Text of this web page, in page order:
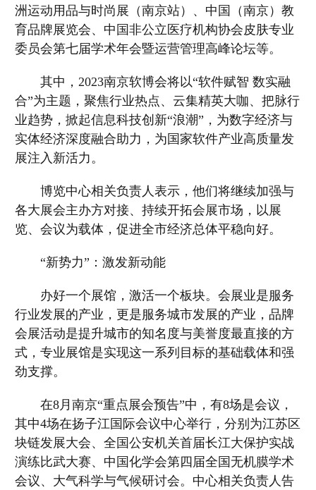
洲运动用品与时尚展（南京站）、中国（南京）教
育品牌展览会、中国非公立医疗机构协会皮肤专业
委员会第七届学术年会暨运营管理高峰论坛等。
其中，2023南京软博会将以“软件赋智 数实融
合”为主题，聚焦行业热点、云集精英大咖、把脉行
业趋势，掀起信息科技创新“浪潮”，为数字经济与
实体经济深度融合助力，为国家软件产业高质量发
展注入新活力。
博览中心相关负责人表示，他们将继续加强与
各大展会主办方对接、持续开拓会展市场，以展
览、会议为载体，促进全市经济总体平稳向好。
“新势力”：激发新动能
办好一个展馆，激活一个板块。会展业是服务
行业发展的产业，更是服务城市发展的产业，品牌
会展活动是提升城市的知名度与美誉度最直接的方
式，专业展馆是实现这一系列目标的基础载体和强
劲支撑。
在8月南京“重点展会预告”中，有8场是会议，
其中4场在扬子江国际会议中心举行，分别为江苏区
块链发展大会、全国公安机关首届长江大保护实战
演练比武大赛、中国化学会第四届全国无机膜学术
会议、大气科学与气候研讨会。中心相关负责人告